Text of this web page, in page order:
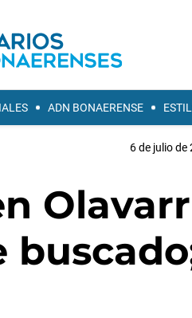
ADN BONAERENSE
6 de julio de